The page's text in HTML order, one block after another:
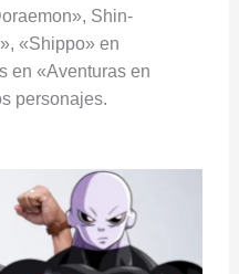
Shin-
«Shippo» en
en «Aventuras en
personajes.